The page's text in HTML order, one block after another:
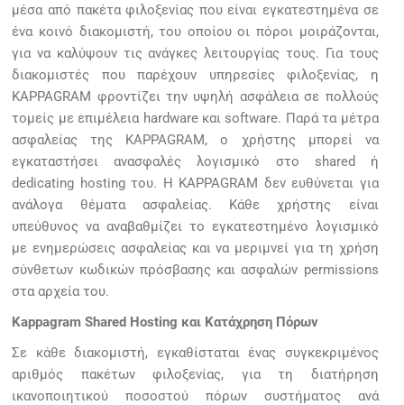
μέσα από πακέτα φιλοξενίας που είναι εγκατεστημένα σε
ένα κοινό διακομιστή, του οποίου οι πόροι μοιράζονται,
για να καλύψουν τις ανάγκες λειτουργίας τους. Για τους
διακομιστές που παρέχουν υπηρεσίες φιλοξενίας, η
KAPPAGRAM φροντίζει την υψηλή ασφάλεια σε πολλούς
τομείς με επιμέλεια hardware και software. Παρά τα μέτρα
ασφαλείας της KAPPAGRAM, ο χρήστης μπορεί να
εγκαταστήσει ανασφαλές λογισμικό στο shared ή
dedicating hosting του. Η KAPPAGRAM δεν ευθύνεται για
ανάλογα θέματα ασφαλείας. Κάθε χρήστης είναι
υπεύθυνος να αναβαθμίζει το εγκατεστημένο λογισμικό
με ενημερώσεις ασφαλείας και να μεριμνεί για τη χρήση
σύνθετων κωδικών πρόσβασης και ασφαλών permissions
στα αρχεία του.
Kappagram Shared Hosting και Κατάχρηση Πόρων
Σε κάθε διακομιστή, εγκαθίσταται ένας συγκεκριμένος
αριθμός πακέτων φιλοξενίας, για τη διατήρηση
ικανοποιητικού ποσοστού πόρων συστήματος ανά